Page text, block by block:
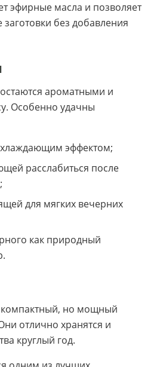
эфирные масла и позволяет
без добавления
ароматными и
Особенно удачны
эффектом;
расслабиться после
для мягких вечерних
как природный
но мощный
отлично хранятся и
круглый год.